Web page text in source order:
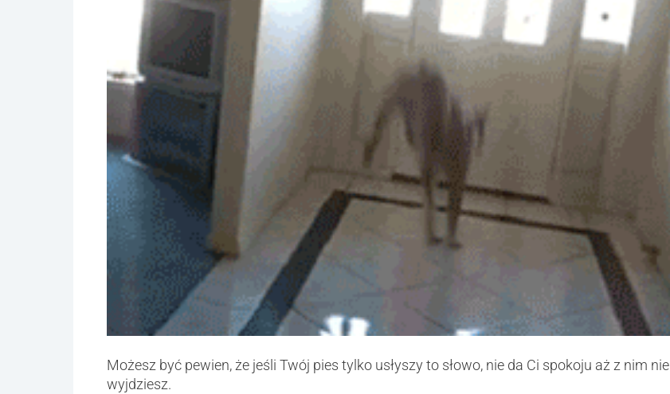
Możesz być pewien, że jeśli Twój pies tylko usłyszy to słowo, nie da Ci spokoju aż z nim nie
wyjdziesz.